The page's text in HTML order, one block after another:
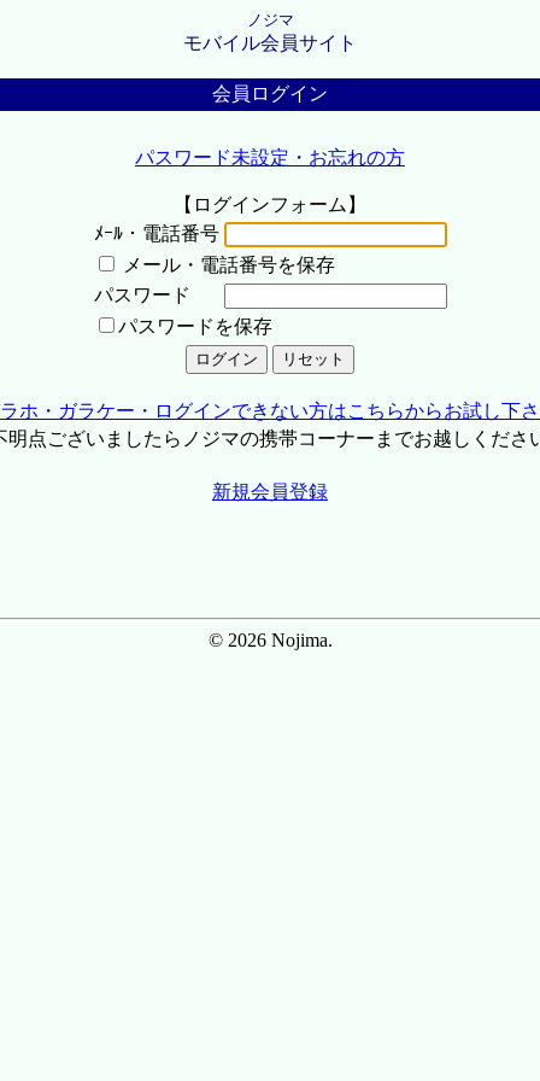
ノジマ
モバイル会員サイト
会員ログイン
パスワード未設定・お忘れの方
【ログインフォーム】
ﾒｰﾙ・電話番号
メール・電話番号を保存
パスワード
パスワードを保存
ホ・ガラケー・ログインできない方はこちらからお試し下
点ございましたらノジマの携帯コーナーまでお越しくださ
新規会員登録
© 2026 Nojima.